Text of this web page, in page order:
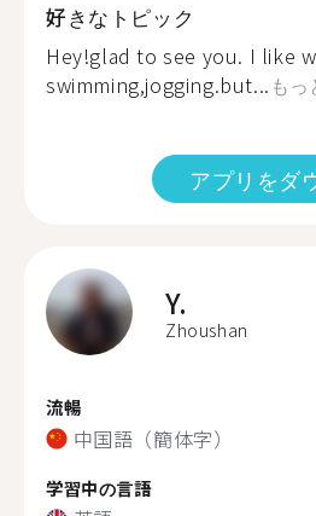
好きなトピック
Hey!glad to see you. I like
swimming,jogging.but... もっ
アプリをダ
Y.
Zhoushan
流暢
中国語（簡体字）
学習中の言語